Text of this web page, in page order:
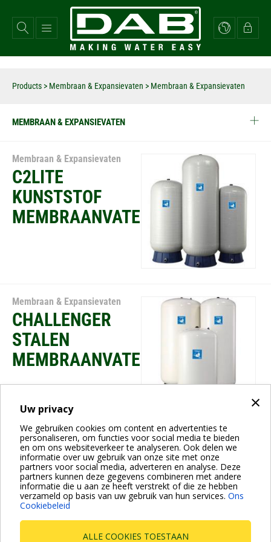
×
Uw privacy
We gebruiken cookies om content en advertenties te
personaliseren, om functies voor social media te bieden
en om ons websiteverkeer te analyseren. Ook delen we
informatie over uw gebruik van onze site met onze
partners voor social media, adverteren en analyse. Deze
partners kunnen deze gegevens combineren met andere
informatie die u aan ze heeft verstrekt of die ze hebben
verzameld op basis van uw gebruik van hun services. Ons
Cookiebeleid
ALLE COOKIES TOESTAAN
naar
Products > Membraan & Expansievaten > Membraan & Expansievaten
MEMBRAAN & EXPANSIEVATEN
Membraan & Expansievaten
C2LITE
KUNSTSTOF
MEMBRAANVATEN
Membraan & Expansievaten
CHALLENGER
STALEN
MEMBRAANVATEN
Membraan & Expansievaten
PRESSURE WAVE
STALEN
MEMBRAANVATEN